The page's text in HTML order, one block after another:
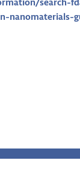
nanomaterials-